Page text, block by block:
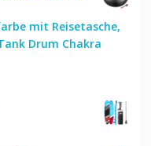
mit Reisetasche,
Drum Chakra